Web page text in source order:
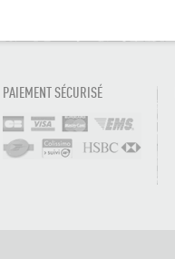
PAIEMENT SÉCURISÉ